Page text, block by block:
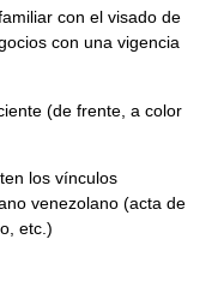
con el visado de
con una vigencia
(de frente, a color
los vínculos
venezolano (acta de
etc.)